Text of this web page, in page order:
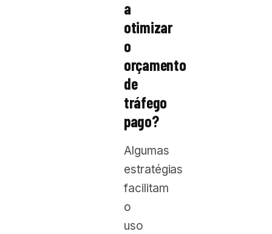
a
otimizar
o
orçamento
de
tráfego
pago?
Algumas
estratégias
facilitam
o
uso